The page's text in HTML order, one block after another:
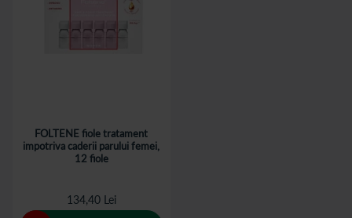
FOLTENE fiole tratament
impotriva caderii parului femei,
12 fiole
134,40 Lei